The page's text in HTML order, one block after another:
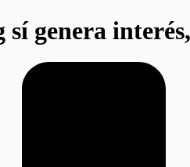
genera